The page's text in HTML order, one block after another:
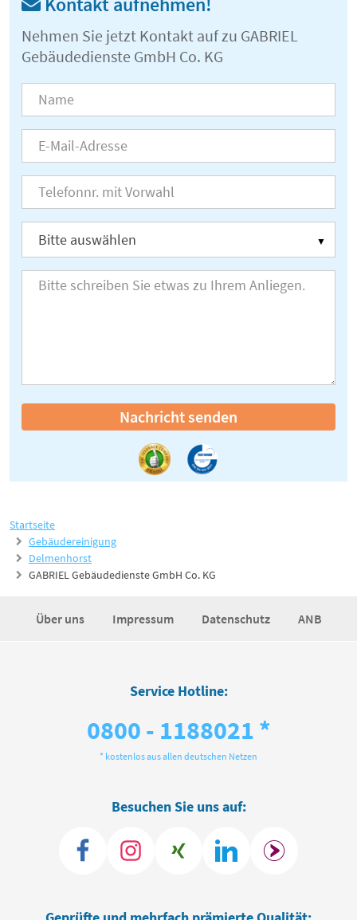
Startseite
Gebäudereinigung
Delmenhorst
GABRIEL Gebäudedienste GmbH Co. KG
Nehmen Sie jetzt Kontakt auf zu GABRIEL
Gebäudedienste GmbH Co. KG
Nachricht senden
Über uns Impressum Datenschutz ANB
Service Hotline:
0800 - 1188021 *
* kostenlos aus allen deutschen Netzen
Besuchen Sie uns auf: